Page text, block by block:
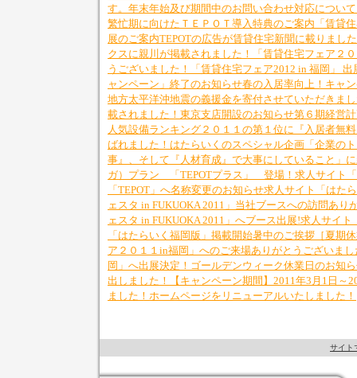
す。 年末年始及び期間中のお問い合わせ対応について
繁忙期に向けたＴＥＰＯＴ導入特典のご案内 「賃貸
展のご案内TEPOTの広告が賃貸住宅新聞に載りまし
クスに親川が掲載されました！
「賃貸住宅フェア２
うございました！
「賃貸住宅フェア2012 in 福岡」
ャンペーン」終了のお知らせ春の入居率向上！キャ
地方太平洋沖地震の義援金を寄付させていただきま
載されました！ 東京支店開設のお知らせ第６期経営
人気設備ランキング２０１１の第１位に『入居者無
ばれました！ はたらいくのスペシャル企画「企業の
事』、そして『人材育成』で大事にしていること」
ガ）プラン 「TEPOTプラス」 登場！ 求人サイト
「TEPOT」へ名称変更のお知らせ求人サイト「はた
ェスタ in FUKUOKA 2011」当社ブースへの訪問あり
ェスタ in FUKUOKA 2011」へブース出展!求人サイト
「はたらいく福岡版」掲載開始暑中のご挨拶［夏期
ア２０１１in福岡」へのご来場ありがとうございまし
岡」へ出展決定！ ゴールデンウィーク休業日のお知
出しました！
【キャンペーン期間】2011年3月1日～
ました！ ホームページをリニューアルいたしました！
サイト